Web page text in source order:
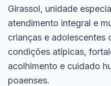
Girassol, unidade
atendimento integral e
crianças e adolescentes
condições atípicas,
acolhimento e cuidado
poaenses.